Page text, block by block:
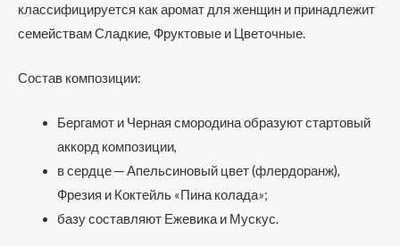
классифицируется как аромат для женщин и принадлежит
семействам Сладкие, Фруктовые и Цветочные.
Состав композиции:
Бергамот и Черная смородина образуют стартовый
аккорд композиции,
в сердце ─ Апельсиновый цвет (флердоранж),
Фрезия и Коктейль «Пина колада»;
базу составляют Ежевика и Мускус.